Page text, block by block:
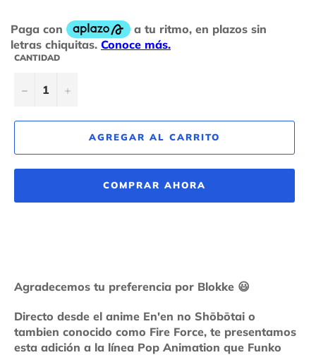
CANTIDAD
− +
AGREGAR AL CARRITO
COMPRAR AHORA
Agradecemos tu preferencia por Blokke 😃
Directo desde el anime En'en no Shōbōtai o
tambien conocido como Fire Force, te presentamos
esta adición a la línea Pop Animation que Funko